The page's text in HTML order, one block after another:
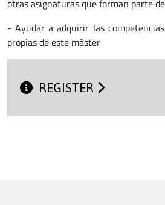
otras asignaturas que forman parte
- Ayudar a adquirir las
propias de este máster
REGISTER